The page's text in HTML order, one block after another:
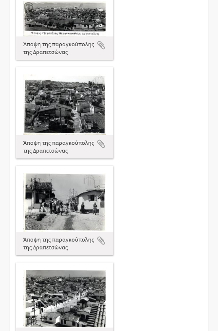
Άποψη της παραγκούπολης
της Δραπετσώνας
Άποψη της παραγκούπολης
της Δραπετσώνας
Άποψη της παραγκούπολης
της Δραπετσώνας